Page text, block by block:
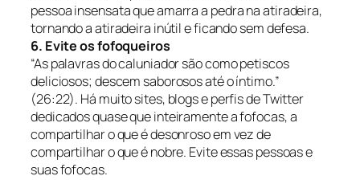
pessoa insensata que amarra a pedra na atiradeira,
tornando a atiradeira inútil e ficando sem defesa.
6. Evite os fofoqueiros
“As palavras do caluniador são como petiscos
deliciosos; descem saborosos até o íntimo.”
(26:22). Há muito sites, blogs e perfis de Twitter
dedicados quase que inteiramente a fofocas, a
compartilhar o que é desonroso em vez de
compartilhar o que é nobre. Evite essas pessoas e
suas fofocas.